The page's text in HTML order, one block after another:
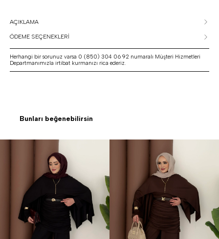
AÇIKLAMA
ÖDEME SEÇENEKLERİ
Herhangi bir sorunuz varsa 0 (850) 304 06 92 numaralı Müşteri Hizmetleri
Departmanımızla irtibat kurmanızı rica ederiz.
Bunları beğenebilirsin